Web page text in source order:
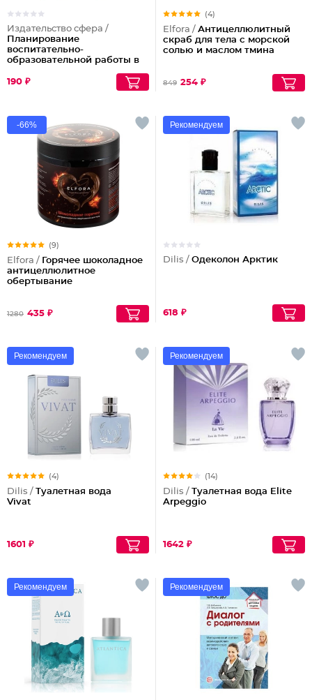
Издательство сфера /
Планирование
воспитательно-
образовательной работы в
пособие
190 ₽
(4)
Elfora / Антицеллюлитный
скраб для тела с морской
солью и маслом тмина
849 254 ₽
-66%
(9)
Elfora / Горячее шоколадное
антицеллюлитное
обертывание
1280 435 ₽
Рекомендуем
Dilis / Одеколон Арктик
618 ₽
Рекомендуем
(4)
Dilis / Туалетная вода
Vivat
1601 ₽
Рекомендуем
(14)
Dilis / Туалетная вода Elite
Arpeggio
1642 ₽
Рекомендуем Рекомендуем